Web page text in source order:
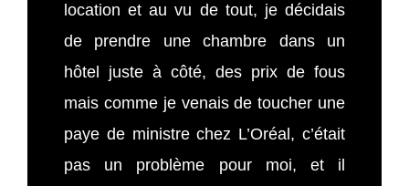
location et au vu de tout, je décidais
de prendre une chambre dans un
hôtel juste à côté, des prix de fous
mais comme je venais de toucher une
paye de ministre chez L’Oréal, c’était
pas un problème pour moi, et il